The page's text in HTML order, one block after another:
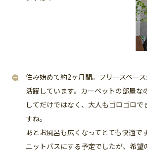
住み始めて約2ヶ月間。フリースペー
活躍しています。カーペットの部屋な
してだけではなく、大人もゴロゴロで
すね。
あとお風呂も広くなってとても快適で
ニットバスにする予定でしたが、希望